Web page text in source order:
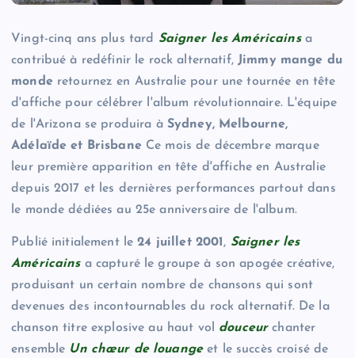
Vingt-cinq ans plus tard Saigner les Américainsa
contribué à redéfinir le rock alternatif, Jimmy mange du
monderetournez en Australie pour une tournée en tête
d'affiche pour célébrer l'album révolutionnaire. L'équipe
de l'Arizona se produira à Sydney, Melbourne,
Adélaïde et BrisbaneCe mois de décembre marque
leur première apparition en tête d'affiche en Australie
depuis 2017 et les dernières performances partout dans
le monde dédiées au 25e anniversaire de l'album.
Publié initialement le24 juillet 2001 , Saigner les
Américainsa capturé le groupe à son apogée créative,
produisant un certain nombre de chansons qui sont
devenues des incontournables du rock alternatif. De la
chanson titre explosive au haut vol douceurchanter
ensemble Un chœur de louangeet le succès croisé de